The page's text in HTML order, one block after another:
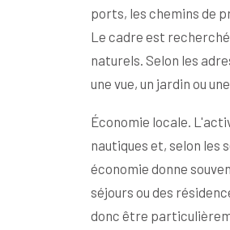
ports, les chemins de
Le cadre est
naturels. Selon les
une vue, un jardin ou
Économie locale.
nautiques et, selon les
économie donne
séjours ou des
donc être